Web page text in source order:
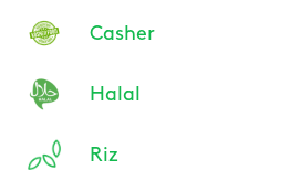
Casher
Halal
Riz